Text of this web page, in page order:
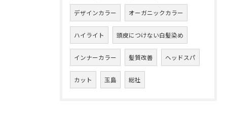
デザインカラー オーガニックカラー
ハイライト 頭皮につけない白髪染め
インナーカラー 髪質改善 ヘッドスパ
カット 玉島 総社